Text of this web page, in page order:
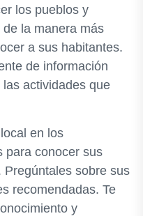
los pueblos y
la manera más
a sus habitantes.
de información
actividades que
en los
para conocer sus
sobre sus
recomendadas. Te
y